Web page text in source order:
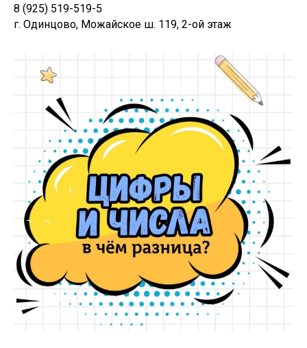
8 (925) 519-519-5
г. Одинцово, Можайское ш. 119, 2-ой этаж